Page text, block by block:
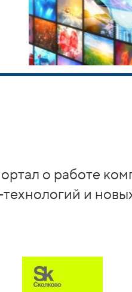
о работе
и